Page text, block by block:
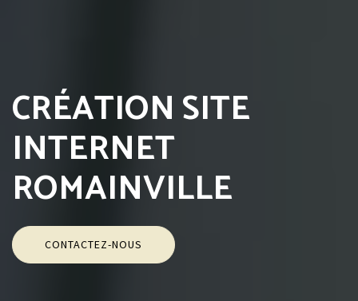
CRÉATION SITE
INTERNET
ROMAINVILLE
CONTACTEZ-NOUS